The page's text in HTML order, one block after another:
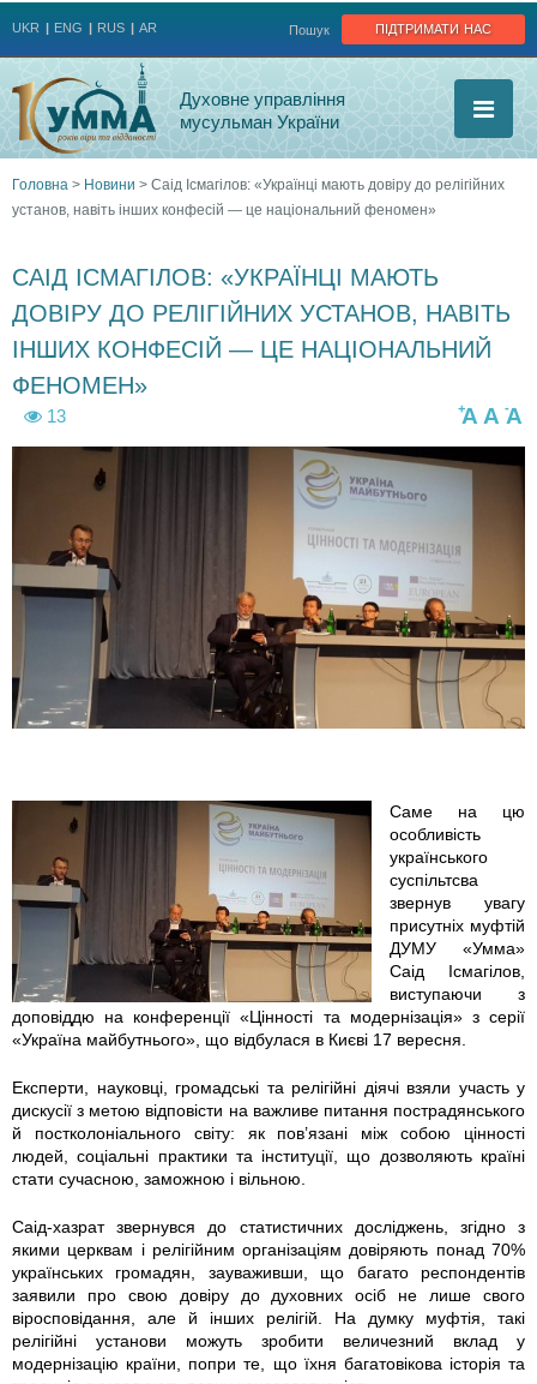
підтримати нас
Пошук
UKR ENG RUS AR
Духовне управління
мусульман України
Ви
є
тут
Головна > Новини > Саід Ісмагілов: «Українці мають довіру до релігійних
установ, навіть інших конфесій — це національний феномен»
САІД ІСМАГІЛОВ: «УКРАЇНЦІ МАЮТЬ
ДОВІРУ ДО РЕЛІГІЙНИХ УСТАНОВ, НАВІТЬ
ІНШИХ КОНФЕСІЙ — ЦЕ НАЦІОНАЛЬНИЙ
ФЕНОМЕН»
13 -A
A
+A
1
3
9
1
0
2
0
3
9
5
7
0
Саме на цю
особливість
українського
суспільтсва
звернув увагу
присутніх муфтій
ДУМУ «Умма»
Саід Ісмагілов,
виступаючи з
доповіддю на конференції «Цінності та модернізація» з серії
«Україна майбутнього», що відбулася в Києві 17 вересня.
Експерти, науковці, громадські та релігійні діячі взяли участь у
дискусії з метою відповісти на важливе питання пострадянського
й постколоніального світу: як пов’язані між собою цінності
людей, соціальні практики та інституції, що дозволяють країні
стати сучасною, заможною і вільною.
Саід-хазрат звернувся до статистичних досліджень, згідно з
якими церквам і релігійним організаціям довіряють понад 70%
українських громадян, зауваживши, що багато респондентів
заявили про свою довіру до духовних осіб не лише свого
віросповідання, але й інших релігій. На думку муфтія, такі
релігійні установи можуть зробити величезний вклад у
модернізацію країни, попри те, що їхня багатовікова історія та